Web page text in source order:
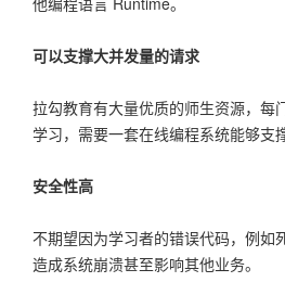
可以支撑大并发量的请求
拉勾教育有大量优质的师生资源，每
学习，需要一套在线编程系统能够支
安全性高
不期望因为学习者的错误代码，例如
造成系统崩溃甚至影响其他业务。